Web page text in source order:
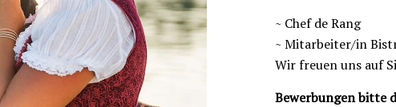
~ Chef de Rang
~ Mitarbeiter/in
Wir freuen uns auf
Bewerbungen bitte